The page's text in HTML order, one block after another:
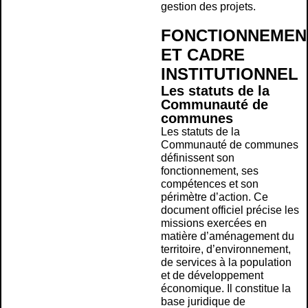
gestion des projets.
ET CADRE
INSTITUTIONNEL
Les statuts de la
Communauté de
communes
Les statuts de la
Communauté de communes
définissent son
fonctionnement, ses
compétences et son
périmètre d’action. Ce
document officiel précise les
missions exercées en
matière d’aménagement du
territoire, d’environnement,
de services à la population
et de développement
économique. Il constitue la
base juridique de